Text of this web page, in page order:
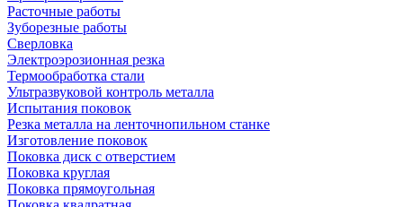
Расточные работы
Зуборезные работы
Сверловка
Электроэрозионная резка
Термообработка стали
Ультразвуковой контроль металла
Испытания поковок
Резка металла на ленточнопильном станке
Изготовление поковок
Поковка диск с отверстием
Поковка круглая
Поковка прямоугольная